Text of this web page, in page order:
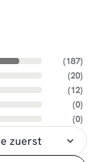
(187)
(20)
(12)
(0)
(0)